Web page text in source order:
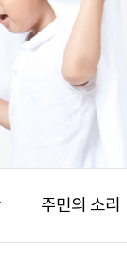
주민의 소리